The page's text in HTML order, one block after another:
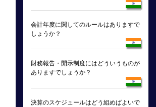
会計年度に関してのルールはありますで
しょうか？
財務報告・開示制度にはどういうものが
ありますでしょうか？
決算のスケジュールはどう組めばよいで